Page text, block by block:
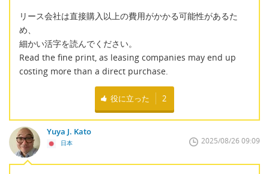
リース会社は直接購入以上の費用がかかる可能性があるた
め、
細かい活字を読んでください。
Read the fine print, as leasing companies may end up
costing more than a direct purchase.
役に立った 2
Yuya J. Kato
日本 2025/08/26 09:09